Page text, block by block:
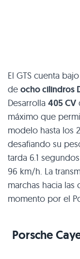
El GTS cuenta
de ocho cilindros
Desarrolla 405 CV
máximo que
modelo hasta los
desafiando su
tarda 6.1
96 km/h. La
marchas hacia
momento por el
Porsche